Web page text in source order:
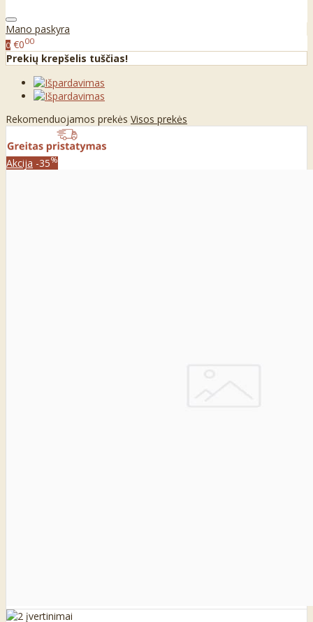
Mano paskyra
0 €000
Prekių krepšelis tuščias!
Rekomenduojamos prekės Visos prekės
Akcija -35%